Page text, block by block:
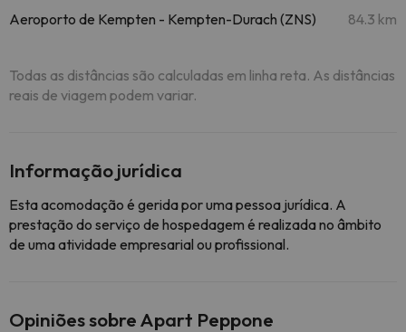
Aeroporto de Kempten - Kempten-Durach (ZNS) 84.3 km
Todas as distâncias são calculadas em linha reta. As distâncias
reais de viagem podem variar.
Informação jurídica
Esta acomodação é gerida por uma pessoa jurídica. A
prestação do serviço de hospedagem é realizada no âmbito
de uma atividade empresarial ou profissional.
Opiniões sobre Apart Peppone